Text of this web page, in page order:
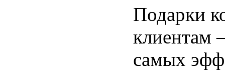
Подарки
клиентам
самых